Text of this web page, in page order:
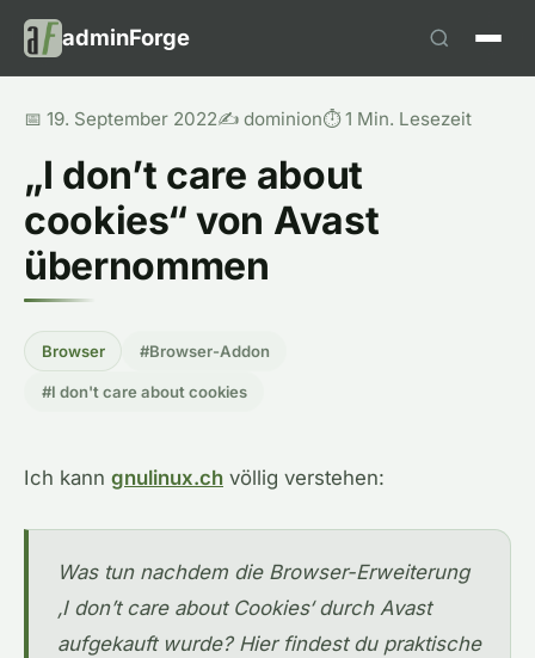
adminForge
📅 19. September 2022✍️ dominion⏱️ 1 Min. Lesezeit
„I don’t care about
cookies“ von Avast
übernommen
Browser #Browser-Addon
#I don't care about cookies
Ich kann gnulinux.ch völlig verstehen:
Was tun nachdem die Browser-Erweiterung
‚I don’t care about Cookies‘ durch Avast
aufgekauft wurde? Hier findest du praktische